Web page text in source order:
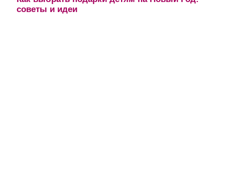
советы и идеи